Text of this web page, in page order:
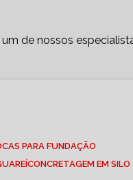
de nossos
PARA FUNDAÇÃO
CONCRETAGEM EM